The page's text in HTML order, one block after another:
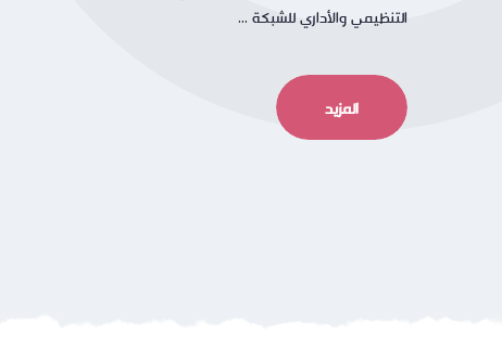
التنظيمي والأداري للشبكة ...
المزيد